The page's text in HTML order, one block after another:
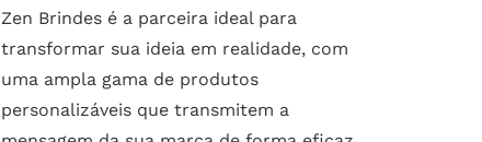
Zen Brindes é a parceira ideal para
transformar sua ideia em realidade, com
uma ampla gama de produtos
personalizáveis que transmitem a